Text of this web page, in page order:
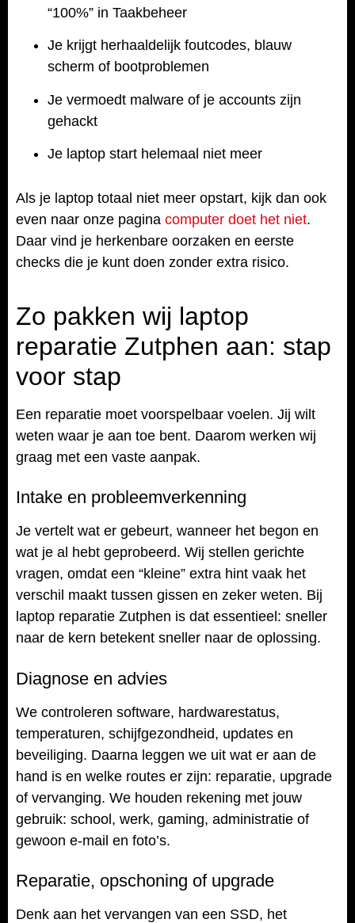
“100%” in Taakbeheer
Je krijgt herhaaldelijk foutcodes, blauw
scherm of bootproblemen
Je vermoedt malware of je accounts zijn
gehackt
Je laptop start helemaal niet meer
Als je laptop totaal niet meer opstart, kijk dan ook
even naar onze pagina computer doet het niet.
Daar vind je herkenbare oorzaken en eerste
checks die je kunt doen zonder extra risico.
Zo pakken wij laptop
reparatie Zutphen aan: stap
voor stap
Een reparatie moet voorspelbaar voelen. Jij wilt
weten waar je aan toe bent. Daarom werken wij
graag met een vaste aanpak.
Intake en probleemverkenning
Je vertelt wat er gebeurt, wanneer het begon en
wat je al hebt geprobeerd. Wij stellen gerichte
vragen, omdat een “kleine” extra hint vaak het
verschil maakt tussen gissen en zeker weten. Bij
laptop reparatie Zutphen is dat essentieel: sneller
naar de kern betekent sneller naar de oplossing.
Diagnose en advies
We controleren software, hardwarestatus,
temperaturen, schijfgezondheid, updates en
beveiliging. Daarna leggen we uit wat er aan de
hand is en welke routes er zijn: reparatie, upgrade
of vervanging. We houden rekening met jouw
gebruik: school, werk, gaming, administratie of
gewoon e-mail en foto’s.
Reparatie, opschoning of upgrade
Denk aan het vervangen van een SSD, het